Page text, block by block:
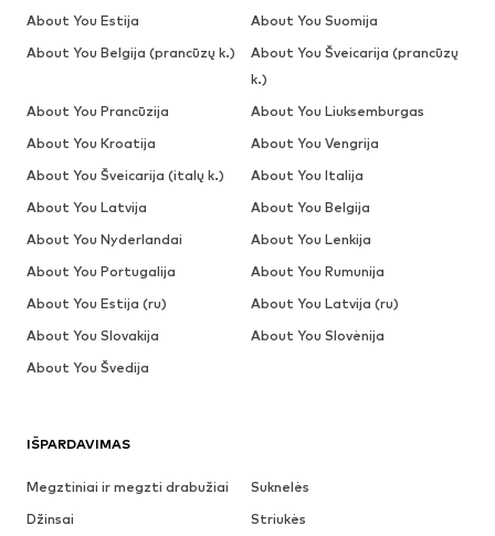
IŠPARDAVIMAS
Megztiniai ir megzti drabužiai
Suknelės
Džinsai
Striukės
About You Estija
About You Suomija
About You Belgija (prancūzų k.)
About You Šveicarija (prancūzų
k.)
About You Prancūzija
About You Liuksemburgas
About You Kroatija
About You Vengrija
About You Šveicarija (italų k.)
About You Italija
About You Latvija
About You Belgija
About You Nyderlandai
About You Lenkija
About You Portugalija
About You Rumunija
About You Estija (ru)
About You Latvija (ru)
About You Slovakija
About You Slovėnija
About You Švedija